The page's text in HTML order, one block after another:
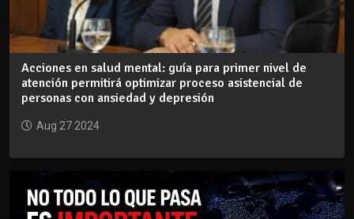
Acciones en salud mental: guía para primer nivel de
atención permitirá optimizar proceso asistencial de
personas con ansiedad y depresión
Aug 27 2024